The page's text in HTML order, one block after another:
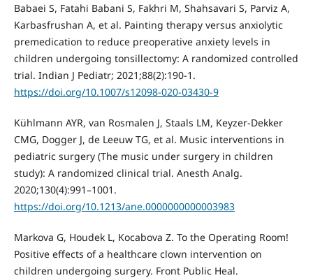
Babaei S, Fatahi Babani S, Fakhri M, Shahsavari S, Parviz A,
Karbasfrushan A, et al. Painting therapy versus anxiolytic
premedication to reduce preoperative anxiety levels in
children undergoing tonsillectomy: A randomized controlled
trial. Indian J Pediatr; 2021;88(2):190-1.
https://doi.org/10.1007/s12098-020-03430-9
Kühlmann AYR, van Rosmalen J, Staals LM, Keyzer-Dekker
CMG, Dogger J, de Leeuw TG, et al. Music interventions in
pediatric surgery (The music under surgery in children
study): A randomized clinical trial. Anesth Analg.
2020;130(4):991–1001.
https://doi.org/10.1213/ane.0000000000003983
Markova G, Houdek L, Kocabova Z. To the Operating Room!
Positive effects of a healthcare clown intervention on
children undergoing surgery. Front Public Heal.